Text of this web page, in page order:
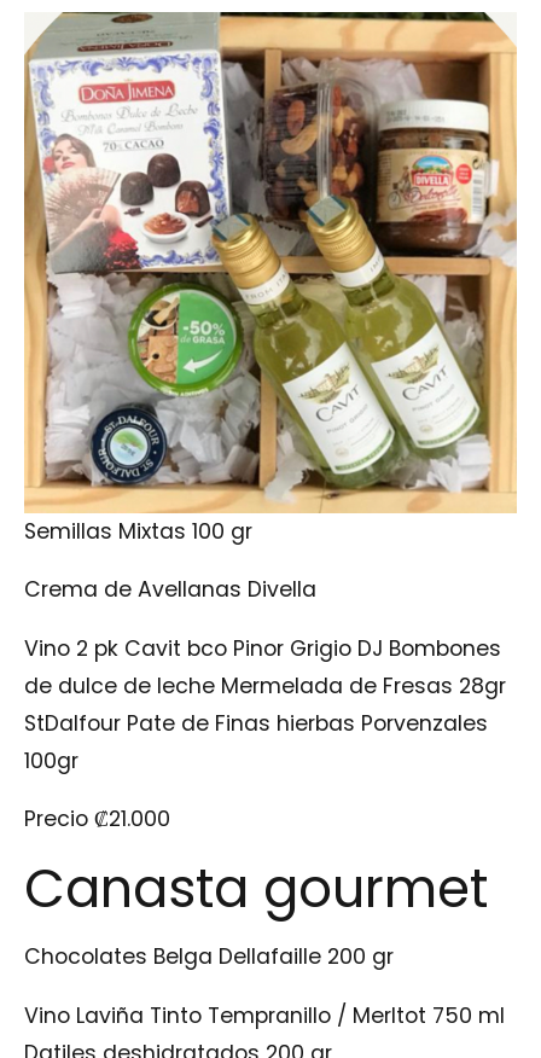
Semillas Mixtas 100 gr
Crema de Avellanas Divella
Vino 2 pk Cavit bco Pinor Grigio DJ Bombones
de dulce de leche Mermelada de Fresas 28gr
StDalfour Pate de Finas hierbas Porvenzales
100gr
Precio ₡21.000
Canasta gourmet
Chocolates Belga Dellafaille 200 gr
Vino Laviña Tinto Tempranillo / Merltot 750 ml